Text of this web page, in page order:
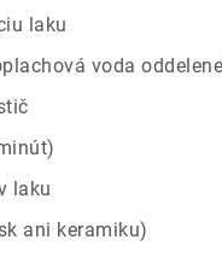
laku
voda
laku
ani keramiku)